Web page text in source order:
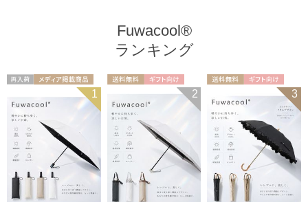
Fuwacool®
ランキング
メディア掲載商 1
ギフト向け
2
ギフト向け
WOMEN
3